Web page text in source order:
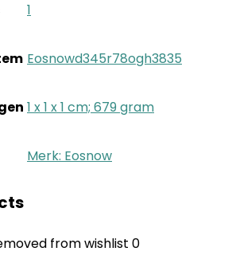
‎1
‎Eosnowd345r78ogh3835
‎1 x 1 x 1 cm; 679 gram
Merk: Eosnow
from wishlist 0